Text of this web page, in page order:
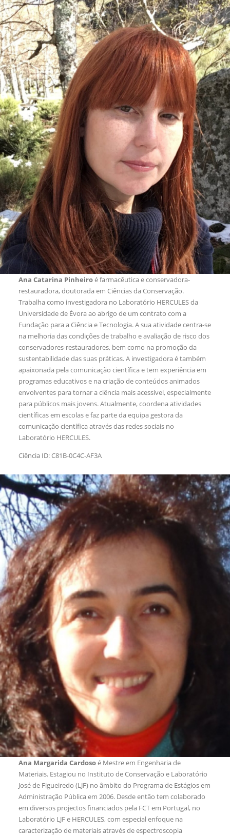
Ana Catarina Pinheiroé farmacêutica e conservadora-
restauradora, doutorada em Ciências da Conservação.
Trabalha como investigadora no Laboratório HERCULES da
Universidade de Évora ao abrigo de um contrato com a
Fundação para a Ciência e Tecnologia. A sua atividade centra-se
na melhoria das condições de trabalho e avaliação de risco dos
conservadores-restauradores, bem como na promoção da
sustentabilidade das suas práticas. A investigadora é também
apaixonada pela comunicação científica e tem experiência em
programas educativos e na criação de conteúdos animados
envolventes para tornar a ciência mais acessível, especialmente
para públicos mais jovens. Atualmente, coordena atividades
científicas em escolas e faz parte da equipa gestora da
comunicação científica através das redes sociais no
Laboratório HERCULES.
Ciência ID: C81B-0C4C-AF3A
Ana Margarida Cardosoé Mestre em Engenharia de
Materiais. Estagiou no Instituto de Conservação e Laboratório
José de Figueiredo (LJF) no âmbito do Programa de Estágios em
Administração Pública em 2006. Desde então tem colaborado
em diversos projectos financiados pela FCT em Portugal, no
Laboratório LJF e HERCULES, com especial enfoque na
caracterização de materiais através de espectroscopia